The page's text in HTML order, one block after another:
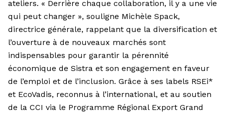
ateliers. « Derrière chaque collaboration, il y a une vie
qui peut changer », souligne Michèle Spack,
directrice générale, rappelant que la diversification et
l’ouverture à de nouveaux marchés sont
indispensables pour garantir la pérennité
économique de Sistra et son engagement en faveur
de l’emploi et de l’inclusion. Grâce à ses labels RSEi*
et EcoVadis, reconnus à l’international, et au soutien
de la CCI via le Programme Régional Export Grand